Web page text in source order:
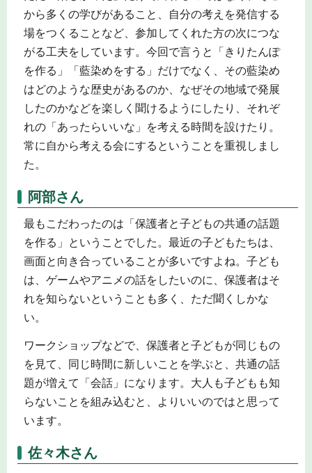
から多くの学びがあること、自分の考えを発信する
場をつくることなど、参加してくれた方の次につな
がる工夫をしています。今回で言うと「きりたんぽ
を作る」「藍染めをする」だけでなく、その藍染め
はどのような歴史があるのか、なぜその地域で発展
したのかなどを楽しく聞けるようにしたり、それぞ
れの「あったらいいな」を考える時間を設けたり。
常に自から考える会にするということを重視しまし
た。
阿部さん
最もこだわったのは「保護者と子どもの共通の話題
を作る」ということでした。最近の子どもたちは、
画面と向き合っていることが多いですよね。子ども
は、ゲームやアニメの話をしたいのに、保護者はそ
れを知らないということも多く、ただ聞くしかな
い。
ワークショップなどで、保護者と子どもが同じもの
を見て、同じ時間に新しいことを学ぶと、共通の話
題が増えて「会話」になります。大人も子どもも知
らないことを組み込むと、よりいいのではと思って
います。
佐々木さん